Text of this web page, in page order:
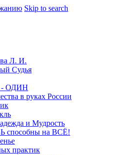
Skip to search
Л. И.
Судья
- ОДИН
в руках России
и Мудрость
на ВСЁ!
практик